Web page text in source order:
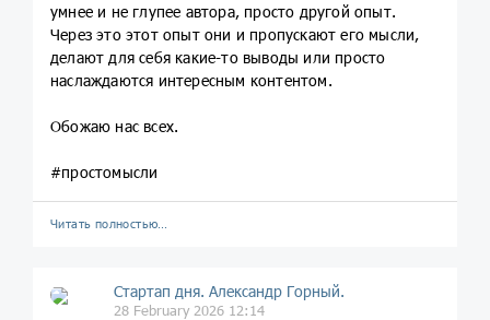
умнее и не глупее автора, просто другой опыт.
Через это этот опыт они и пропускают его мысли,
делают для себя какие-то выводы или просто
наслаждаются интересным контентом.
Обожаю нас всех.
#простомысли
Читать полностью…
Стартап дня. Александр Горный.
28 February 2026 12:14